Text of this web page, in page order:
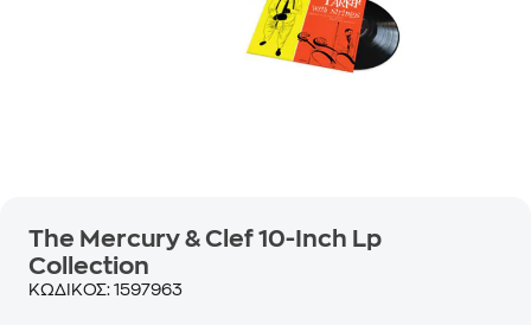
The Mercury & Clef 10-Inch Lp
Collection
ΚΩΔΙΚΟΣ: 1597963